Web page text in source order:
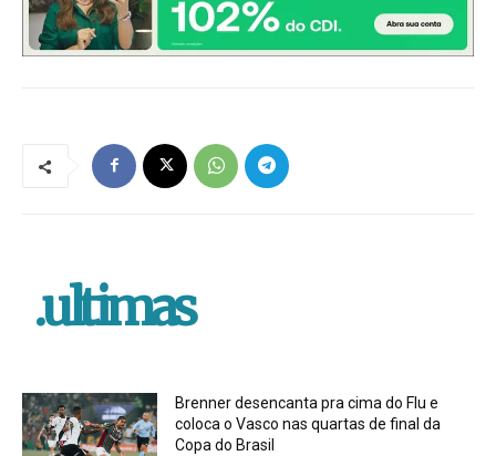
.ultimas
Brenner desencanta pra cima do Flu e
coloca o Vasco nas quartas de final da
Copa do Brasil